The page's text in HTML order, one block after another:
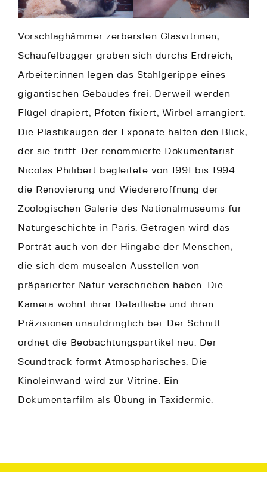
Vorschlaghämmer zerbersten Glasvitrinen,
Schaufelbagger graben sich durchs Erdreich,
Arbeiter:innen legen das Stahlgerippe eines
gigantischen Gebäudes frei. Derweil werden
Flügel drapiert, Pfoten fixiert, Wirbel arrangiert.
Die Plastikaugen der Exponate halten den Blick,
der sie trifft. Der renommierte Dokumentarist
Nicolas Philibert begleitete von 1991 bis 1994
die Renovierung und Wiedereröffnung der
Zoologischen Galerie des Nationalmuseums für
Naturgeschichte in Paris. Getragen wird das
Porträt auch von der Hingabe der Menschen,
die sich dem musealen Ausstellen von
präparierter Natur verschrieben haben. Die
Kamera wohnt ihrer Detailliebe und ihren
Präzisionen unaufdringlich bei. Der Schnitt
ordnet die Beobachtungspartikel neu. Der
Soundtrack formt Atmosphärisches. Die
Kinoleinwand wird zur Vitrine. Ein
Dokumentarfilm als Übung in Taxidermie.